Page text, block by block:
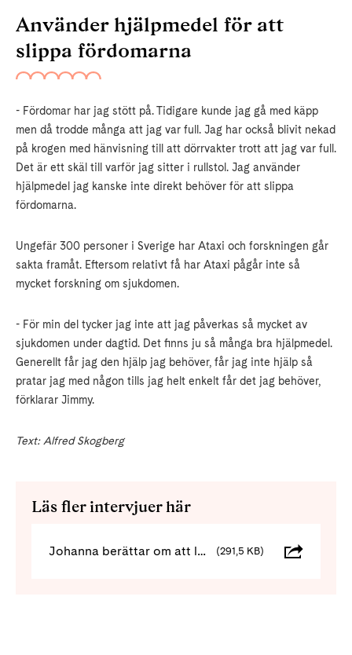
Använder hjälpmedel för att
slippa fördomarna
- Fördomar har jag stött på. Tidigare kunde jag gå med käpp
men då trodde många att jag var full. Jag har också blivit nekad
på krogen med hänvisning till att dörrvakter trott att jag var full.
Det är ett skäl till varför jag sitter i rullstol. Jag använder
hjälpmedel jag kanske inte direkt behöver för att slippa
fördomarna.
Ungefär 300 personer i Sverige har Ataxi och forskningen går
sakta framåt. Eftersom relativt få har Ataxi pågår inte så
mycket forskning om sjukdomen.
- För min del tycker jag inte att jag påverkas så mycket av
sjukdomen under dagtid. Det finns ju så många bra hjälpmedel.
Generellt får jag den hjälp jag behöver, får jag inte hjälp så
pratar jag med någon tills jag helt enkelt får det jag behöver,
förklarar Jimmy.
Text: Alfred Skogberg
Läs fler intervjuer här
Johanna berättar om att leva med ataxi (291,5 KB)